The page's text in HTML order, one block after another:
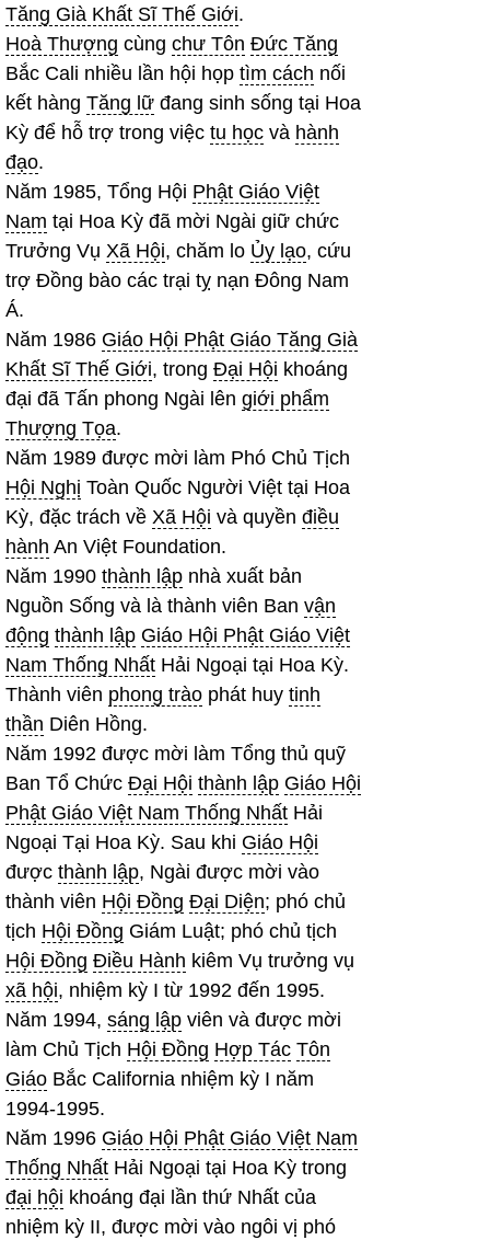
Tăng Già Khất Sĩ Thế Giới.
Hoà Thượng cùng chư Tôn Đức Tăng
Bắc Cali nhiều lần hội họp tìm cách nối
kết hàng Tăng lữ đang sinh sống tại Hoa
Kỳ để hỗ trợ trong việc tu học và hành
đạo.
Năm 1985, Tổng Hội Phật Giáo Việt
Nam tại Hoa Kỳ đã mời Ngài giữ chức
Trưởng Vụ Xã Hội, chăm lo Ủy lạo, cứu
trợ Đồng bào các trại tỵ nạn Đông Nam
Á.
Năm 1986 Giáo Hội Phật Giáo Tăng Già
Khất Sĩ Thế Giới, trong Đại Hội khoáng
đại đã Tấn phong Ngài lên giới phẩm
Thượng Tọa.
Năm 1989 được mời làm Phó Chủ Tịch
Hội Nghị Toàn Quốc Người Việt tại Hoa
Kỳ, đặc trách về Xã Hội và quyền điều
hành An Việt Foundation.
Năm 1990 thành lập nhà xuất bản
Nguồn Sống và là thành viên Ban vận
động thành lập Giáo Hội Phật Giáo Việt
Nam Thống Nhất Hải Ngoại tại Hoa Kỳ.
Thành viên phong trào phát huy tinh
thần Diên Hồng.
Năm 1992 được mời làm Tổng thủ quỹ
Ban Tổ Chức Đại Hội thành lập Giáo Hội
Phật Giáo Việt Nam Thống Nhất Hải
Ngoại Tại Hoa Kỳ. Sau khi Giáo Hội
được thành lập, Ngài được mời vào
thành viên Hội Đồng Đại Diện; phó chủ
tịch Hội Đồng Giám Luật; phó chủ tịch
Hội Đồng Điều Hành kiêm Vụ trưởng vụ
xã hội, nhiệm kỳ I từ 1992 đến 1995.
Năm 1994, sáng lập viên và được mời
làm Chủ Tịch Hội Đồng Hợp Tác Tôn
Giáo Bắc California nhiệm kỳ I năm
1994-1995.
Năm 1996 Giáo Hội Phật Giáo Việt Nam
Thống Nhất Hải Ngoại tại Hoa Kỳ trong
đại hội khoáng đại lần thứ Nhất của
nhiệm kỳ II, được mời vào ngôi vị phó